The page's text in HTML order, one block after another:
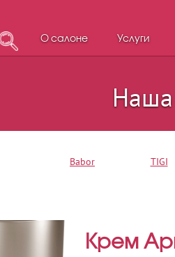
О салоне Услуги
Наша
Babor TIGI
Крем